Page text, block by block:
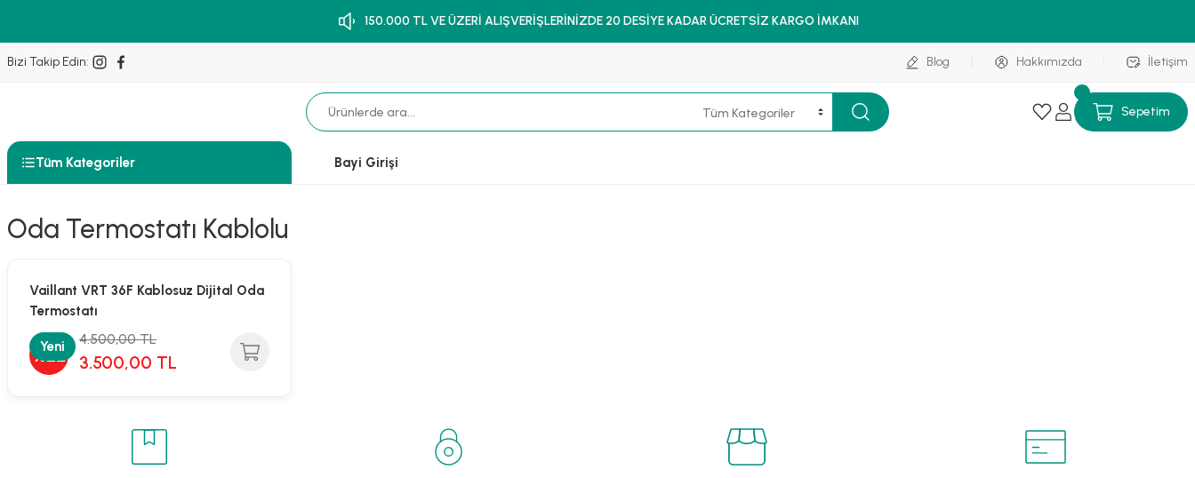
150.000 TL VE ÜZERİ ALIŞVERİŞLERİNİZDE 20 DESİYE KADAR ÜCRETSİZ KARGO İMKANI
Bizi Takip Edin: Blog Hakkımızda İletişim
Sepetim
Tüm Kategoriler Bayi Girişi
Oda Termostatı Kablolu
Vaillant VRT 36F Kablosuz Dijital Oda
Termostatı
Yeni
%22
4.500,00 TL
3.500,00 TL